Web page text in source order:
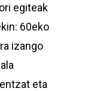
egiteak
60eko
izango
eta